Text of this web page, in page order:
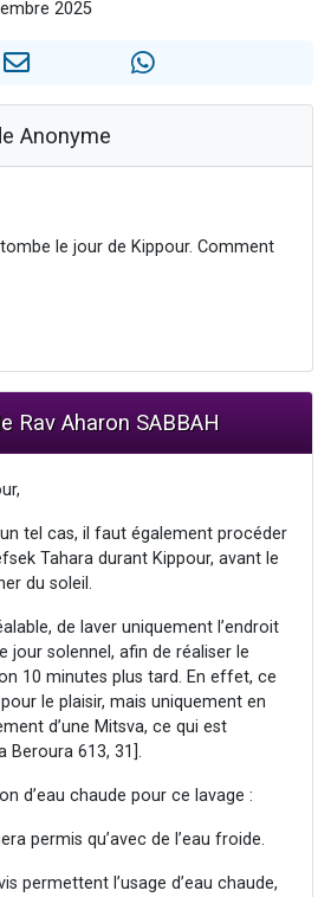
viennent de faire un don pour 5 enfants déjà orphelins risquent de perdre leur maman
2 personnes viennent de faire un don pour Reloger Rivka, 6 enfants, victime de violences...
Il reste 49 places pour étudier en groupe sur Zoom
2 personnes viennent de nous rejoindre sur WhatsApp
2025
Anonyme
le jour de Kippour. Comment
Rav Aharon SABBAH
tel cas, il faut également procéder
Tahara durant Kippour, avant le
du soleil.
de laver uniquement l’endroit
jour solennel, afin de réaliser le
10 minutes plus tard. En effet, ce
le plaisir, mais uniquement en
d’une Mitsva, ce qui est
Beroura 613, 31].
d’eau chaude pour ce lavage :
permis qu’avec de l’eau froide.
permettent l’usage d’eau chaude,